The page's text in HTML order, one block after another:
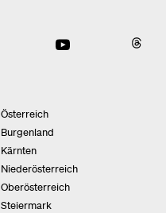
Österreich
Burgenland
Kärnten
Niederösterreich
Oberösterreich
Steiermark